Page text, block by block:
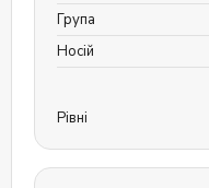
Група
Носій
Рівні